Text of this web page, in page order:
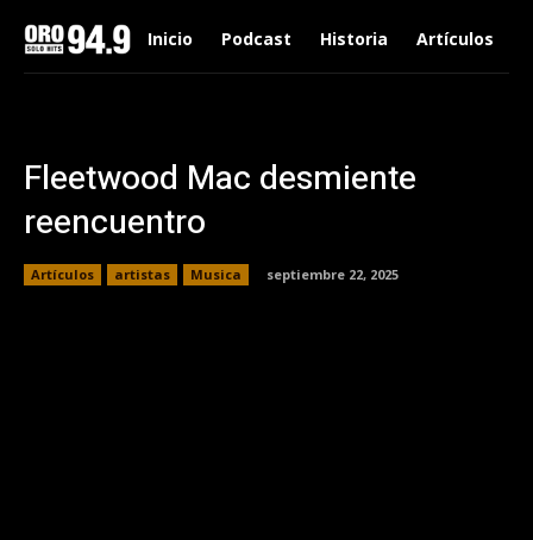
Inicio Podcast Historia Artículos
Fleetwood Mac desmiente
reencuentro
Artículos artistas Musica septiembre 22, 2025